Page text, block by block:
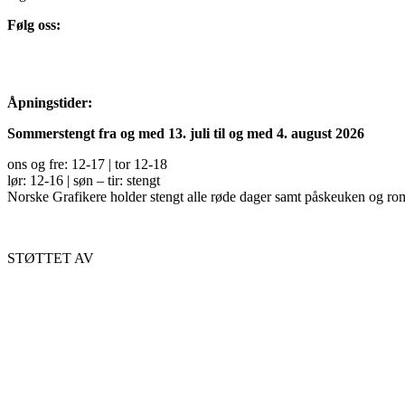
Følg oss:
Åpningstider:
Sommerstengt fra og med 13. juli til og med 4. august 2026
ons og fre: 12-17 | tor 12-18
lør: 12-16 | søn – tir: stengt
Norske Grafikere holder stengt alle røde dager samt påskeuken og
STØTTET AV